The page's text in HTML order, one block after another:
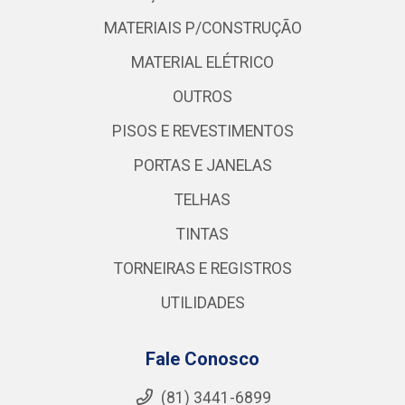
MATERIAIS P/CONSTRUÇÃO
MATERIAL ELÉTRICO
OUTROS
PISOS E REVESTIMENTOS
PORTAS E JANELAS
TELHAS
TINTAS
TORNEIRAS E REGISTROS
UTILIDADES
Fale Conosco
(81) 3441-6899